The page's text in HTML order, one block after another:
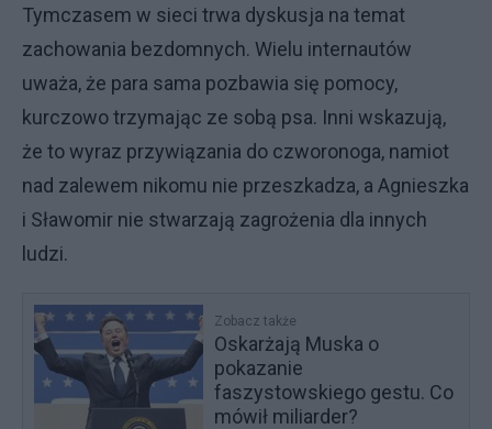
Tymczasem w sieci trwa dyskusja na temat
zachowania bezdomnych. Wielu internautów
uważa, że para sama pozbawia się pomocy,
kurczowo trzymając ze sobą psa. Inni wskazują,
że to wyraz przywiązania do czworonoga, namiot
nad zalewem nikomu nie przeszkadza, a Agnieszka
i Sławomir nie stwarzają zagrożenia dla innych
ludzi.
Zobacz także
Oskarżają Muska o
pokazanie
faszystowskiego gestu. Co
mówił miliarder?